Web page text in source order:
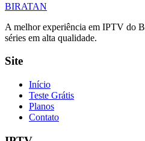
BIRATAN
A melhor experiência em IPTV do
séries em alta qualidade.
Site
Início
Teste Grátis
Planos
Contato